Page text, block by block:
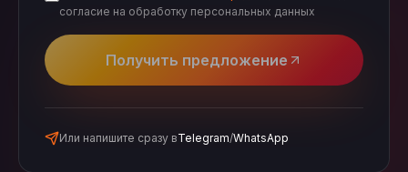
согласие на обработку персональных данных
Получить предложение
Или напишите сразу вTelegram/WhatsApp